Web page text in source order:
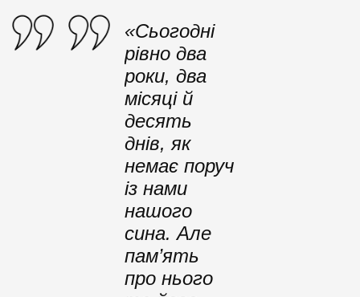
«Сьогодні
рівно два
роки, два
місяці й
десять
днів, як
немає поруч
із нами
нашого
сина. Але
пам’ять
про нього